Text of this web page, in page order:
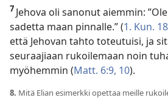
7 Jehova oli sanonut aiemmin:
sadetta maan pinnalle.” (1. Kun.
että Jehovan tahto toteutuisi, ja
seuraajiaan rukoilemaan noin
myöhemmin (Matt. 6:9, 10).
8. Mitä Elian esimerkki opettaa meille